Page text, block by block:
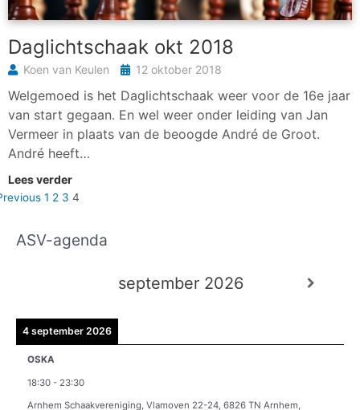
Daglichtschaak okt 2018
Koen van Keulen 12 oktober 2018
Welgemoed is het Daglichtschaak weer voor de 16e jaar
van start gegaan. En wel weer onder leiding van Jan
Vermeer in plaats van de beoogde André de Groot.
André heeft…
Lees verder
1 2 3 4
ASV-agenda
september 2026
4 september 2026
OSKA
18:30 - 23:30
Arnhem Schaakvereniging, Vlamoven 22-24, 6826 TN Arnhem,
A
e